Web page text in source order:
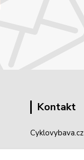
Kontakt
Cyklovybava.cz